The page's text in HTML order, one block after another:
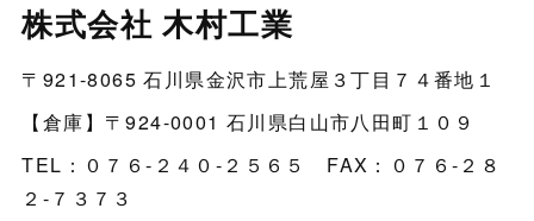
株式会社 木村工業
〒921-8065 石川県金沢市上荒屋３丁目７４番地１
【倉庫】〒924-0001 石川県白山市八田町１０９
TEL：０７６‐２４０‐２５６５ FAX：０７６‐２８
２‐７３７３